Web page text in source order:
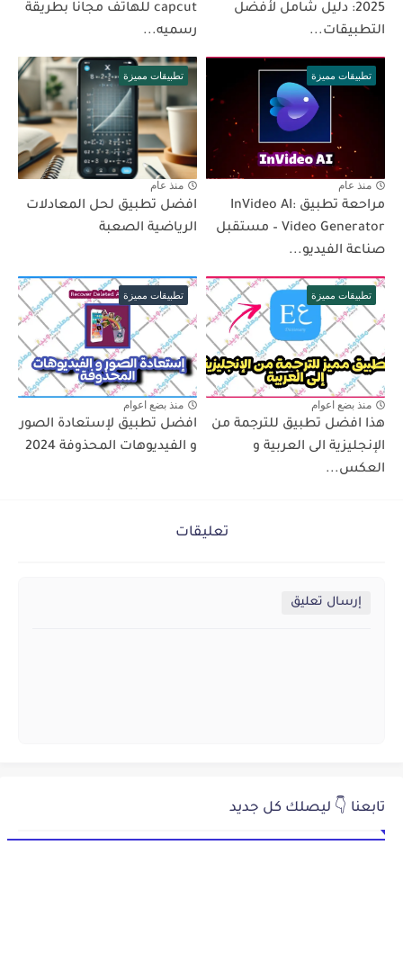
2025: دليل شامل لأفضل
التطبيقات...
capcut للهاتف مجانا بطريقة
رسميه...
تطبيقات مميزة
منذ عام
مراحعة تطبيق InVideo AI:
Video Generator – مستقبل
صناعة الفيديو...
تطبيقات مميزة
منذ عام
افضل تطبيق لحل المعادلات
الرياضية الصعبة
تطبيقات مميزة
منذ بضع اعوام
هذا افضل تطبيق للترجمة من
الإنجليزية الى العربية و
العكس...
تطبيقات مميزة
منذ بضع اعوام
افضل تطبيق لإستعادة الصور
و الفيديوهات المحذوفة 2024
تعليقات
إرسال تعليق
تابعنا 👇 ليصلك كل جديد